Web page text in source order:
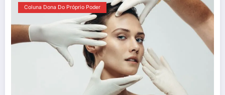
Coluna Dona Do Próprio Poder